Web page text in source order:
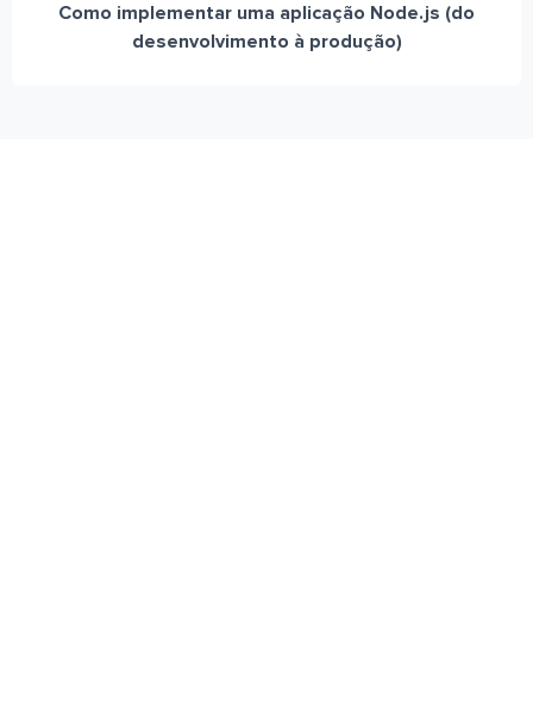
Como implementar uma aplicação Node.js (do
desenvolvimento à produção)